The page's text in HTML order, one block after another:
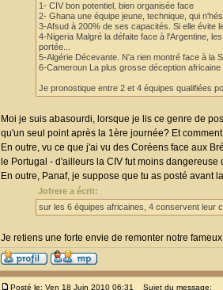
1- CIV bon potentiel, bien organisée face
2- Ghana une équipe jeune, technique, qui
3-Afsud à 200% de ses capacités. Si elle évite
4-Nigeria Malgré la défaite face à l'Argentine,
portée...
5-Algérie Décevante. N'a rien montré face à la
6-Cameroun La plus grosse déception
Je pronostique entre 2 et 4 équipes qualifiées
Moi je suis abasourdi, lorsque je lis ce genre de
qu'un seul point après la 1ère journée? Et
En outre, vu ce que j'ai vu des Coréens face aux
le Portugal - d'ailleurs la CIV fut moins
En outre, Panaf, je suppose que tu as posté avant
Jofrere a écrit:
sur les 6 équipes africaines, 4 conservent leur
Je retiens une forte envie de remonter notre
Posté le: Ven 18 Juin 2010 06:31 Sujet du message: